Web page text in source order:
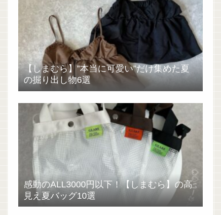
【しまむら】”本当に可愛い”だけ集めた夏
の掘り出し物6選
感動のALL3000円以下！【しまむら】の高
見え夏バッグ10選